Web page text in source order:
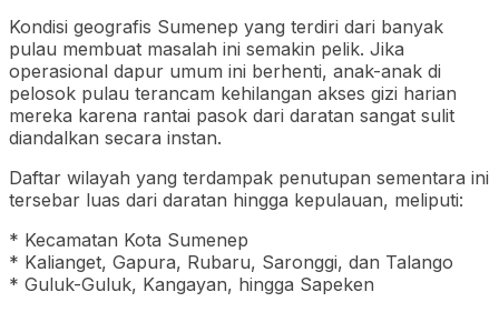
Kondisi geografis Sumenep yang terdiri dari banyak
pulau membuat masalah ini semakin pelik. Jika
operasional dapur umum ini berhenti, anak-anak di
pelosok pulau terancam kehilangan akses gizi harian
mereka karena rantai pasok dari daratan sangat sulit
diandalkan secara instan.
Daftar wilayah yang terdampak penutupan sementara ini
tersebar luas dari daratan hingga kepulauan, meliputi:
* Kecamatan Kota Sumenep
* Kalianget, Gapura, Rubaru, Saronggi, dan Talango
* Guluk-Guluk, Kangayan, hingga Sapeken